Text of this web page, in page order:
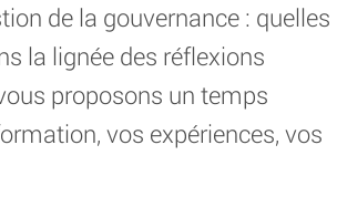
de la gouvernance : quelles
la lignée des réflexions
proposons un temps
vos expériences, vos